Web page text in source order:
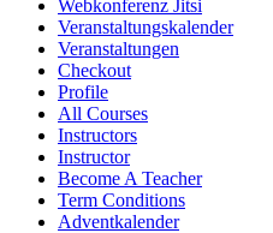
Webkonferenz Jitsi
Veranstaltungskalender
Veranstaltungen
Checkout
Profile
All Courses
Instructors
Instructor
Become A Teacher
Term Conditions
Adventkalender